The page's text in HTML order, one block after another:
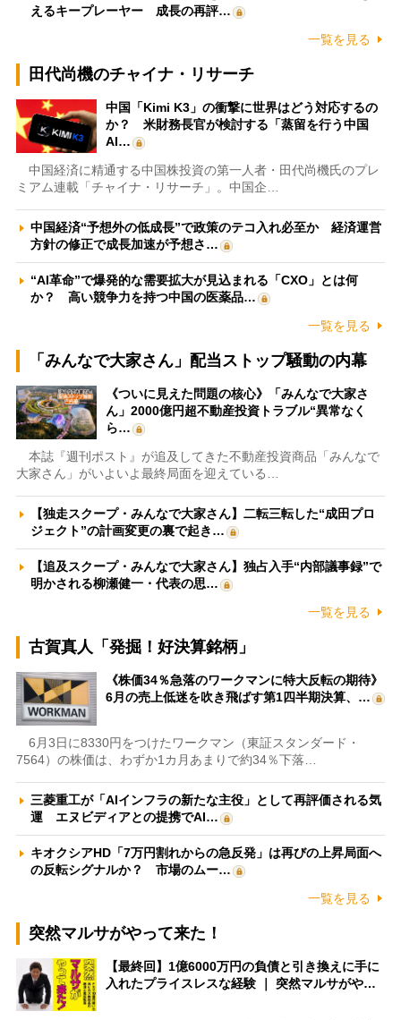
えるキープレーヤー 成長の再評…
一覧を見る
田代尚機のチャイナ・リサーチ
中国「Kimi K3」の衝撃に世界はどう対応するの
か？ 米財務長官が検討する「蒸留を行う中国
AI…
中国経済に精通する中国株投資の第一人者・田代尚機氏のプレ
ミアム連載「チャイナ・リサーチ」。中国企…
中国経済“予想外の低成長”で政策のテコ入れ必至か 経済運営
方針の修正で成長加速が予想さ…
“AI革命”で爆発的な需要拡大が見込まれる「CXO」とは何
か？ 高い競争力を持つ中国の医薬品…
一覧を見る
「みんなで大家さん」配当ストップ騒動の内幕
《ついに見えた問題の核心》「みんなで大家さ
ん」2000億円超不動産投資トラブル“異常なく
ら…
本誌『週刊ポスト』が追及してきた不動産投資商品「みんなで
大家さん」がいよいよ最終局面を迎えている…
【独走スクープ・みんなで大家さん】二転三転した“成田プロ
ジェクト”の計画変更の裏で起き…
【追及スクープ・みんなで大家さん】独占入手“内部議事録”で
明かされる柳瀬健一・代表の思…
一覧を見る
古賀真人「発掘！好決算銘柄」
《株価34％急落のワークマンに特大反転の期待》
6月の売上低迷を吹き飛ばす第1四半期決算、…
6月3日に8330円をつけたワークマン（東証スタンダード・
7564）の株価は、わずか1カ月あまりで約34％下落…
三菱重工が「AIインフラの新たな主役」として再評価される気
運 エヌビディアとの提携でAI…
キオクシアHD「7万円割れからの急反発」は再びの上昇局面へ
の反転シグナルか？ 市場のムー…
一覧を見る
突然マルサがやって来た！
【最終回】1億6000万円の負債と引き換えに手に
入れたプライスレスな経験 ｜ 突然マルサがや…